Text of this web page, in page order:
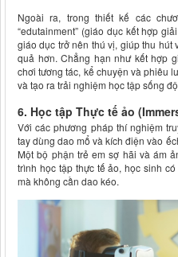
Ngoài ra, trong thiết kế các
“edutainment” (giáo dục kết hợp
giáo dục trở nên thú vị, giúp thu hút
quả hơn. Chẳng hạn như kết hợp
chơi tương tác, kể chuyện và phiêu
và tạo ra trải nghiệm học tập sống
6. Học tập Thực tế ảo
Với các phương pháp thí nghiệm
tay dùng dao mổ và kích điện vào
Một bộ phận trẻ em sợ hãi và ám
trình học tập thực tế ảo, học sinh
mà không cần dao kéo.